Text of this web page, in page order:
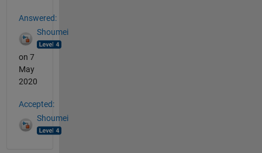
Answered:
Shoumei
on 7
May
2020
Accepted:
Shoumei